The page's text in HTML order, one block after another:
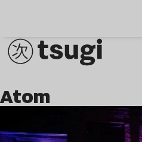
Indie
Atom